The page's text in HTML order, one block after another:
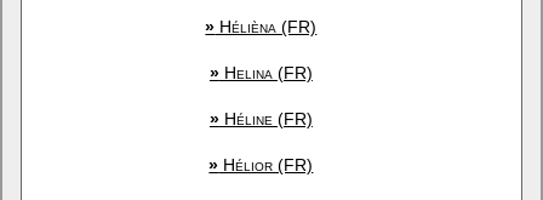
» Hélièna (FR)
»Helina (FR)
»Héline (FR)
» Hélior (FR)